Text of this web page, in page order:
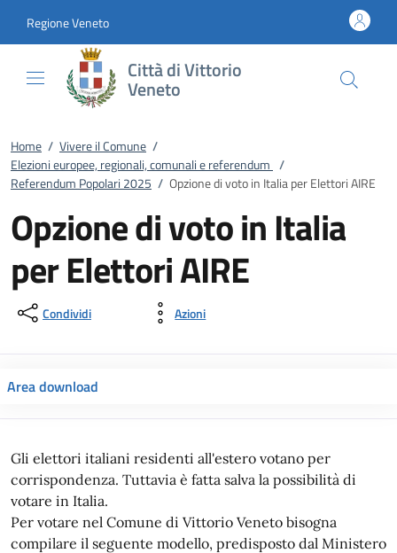
Regione Veneto
Città di Vittorio
Veneto
Home / Vivere il Comune /
Elezioni europee, regionali, comunali e referendum /
Referendum Popolari 2025 / Opzione di voto in Italia per Elettori AIRE
Opzione di voto in Italia
per Elettori AIRE
Condividi Azioni
Area download
Gli elettori italiani residenti all'estero votano per
corrispondenza. Tuttavia è fatta salva la possibilità di
votare in Italia.
Per votare nel Comune di Vittorio Veneto bisogna
compilare il seguente modello, predisposto dal Ministero